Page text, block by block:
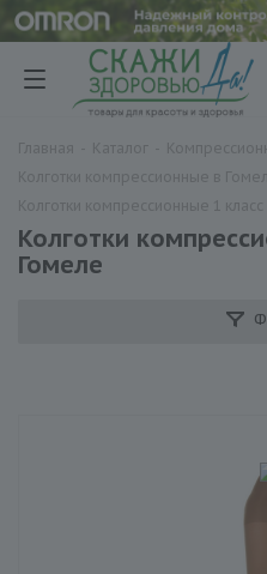
Колготки
Гомеле